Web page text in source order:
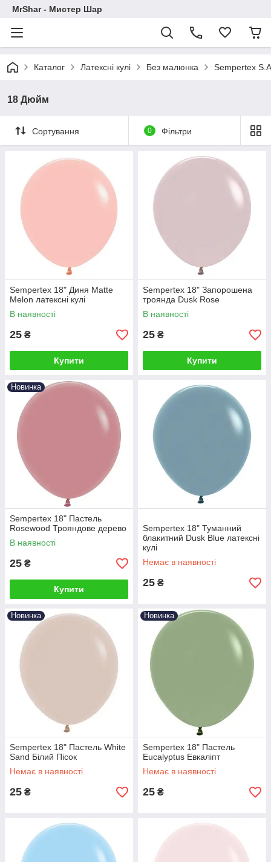
MrShar - Мистер Шар
Каталог Латексні кулі Без малюнка Sempertex
18 Дюйм
Сортування 0 Фільтри
Sempertex 18" Диня Matte
Melon латексні кулі
В наявності
25 ₴
Купити
Sempertex 18" Запорошена
троянда Dusk Rose
В наявності
25 ₴
Купити
Новинка
Sempertex 18" Пастель
Rosewood Трояндове дерево
В наявності
25 ₴
Купити
Sempertex 18" Туманний
блакитний Dusk Blue латексні
кулі
Немає в наявності
25 ₴
Новинка
Sempertex 18" Пастель White
Sand Білий Пісок
Немає в наявності
25 ₴
Новинка
Sempertex 18" Пастель
Eucalyptus Евкаліпт
Немає в наявності
25 ₴